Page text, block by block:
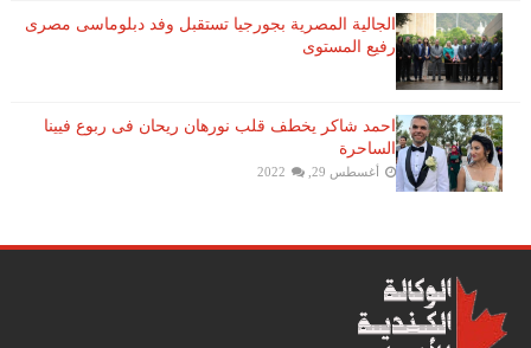
الجالية المصرية بجورجيا تستقبل وفد دبلوماسى مصرى
رفيع المستوى
احمد شاكر يخطف قلب نورهان ريحان فى ربوع فيينا
الساحرة
أغسطس 29, 2022